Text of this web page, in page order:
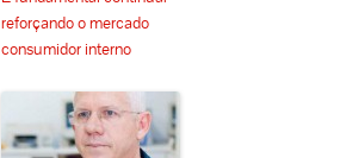
reforçando o mercado
consumidor interno